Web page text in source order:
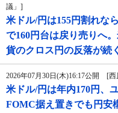
議」]
米ドル/円は155円割れな
で160円台は戻り売りへ
貨のクロス円の反落が続
2026年07月30日(木)16:17公開 [
米ドル/円は年内170円、
FOMC据え置きでも円安